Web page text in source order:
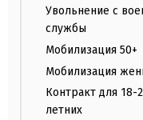
Увольнение с
службы
Мобилизация 50+
Мобилизация
Контракт для 18-
летних